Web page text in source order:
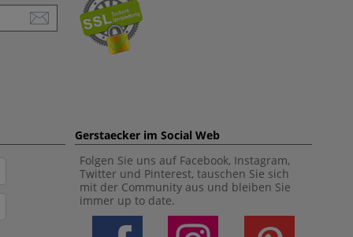
Gerstaecker im Social Web
Folgen Sie uns auf Facebook, Instagram,
Twitter und Pinterest, tauschen Sie sich
mit der Community aus und bleiben Sie
immer up to date.